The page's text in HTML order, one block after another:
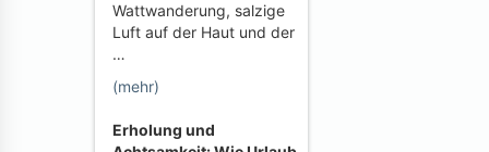
Wattwanderung, salzige
Luft auf der Haut und der
…
(mehr)
Erholung und